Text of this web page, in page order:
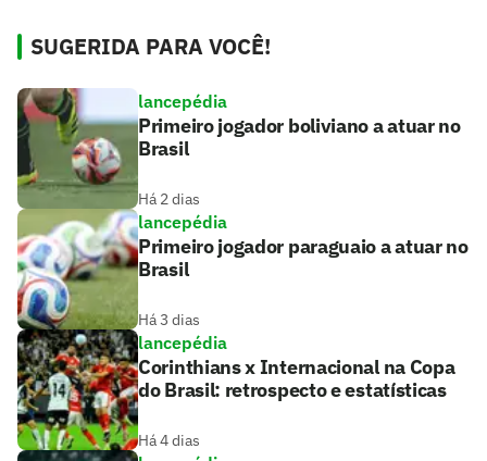
SUGERIDA PARA VOCÊ!
lancepédia
Primeiro jogador boliviano a atuar no
Brasil
Há 2 dias
lancepédia
Primeiro jogador paraguaio a atuar no
Brasil
Há 3 dias
lancepédia
Corinthians x Internacional na Copa
do Brasil: retrospecto e estatísticas
Há 4 dias